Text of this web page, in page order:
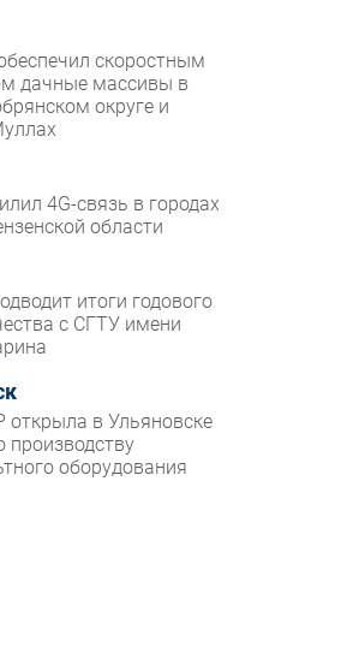
скоростным
дачные массивы в
округе и
4G-связь в городах
области
итоги годового
с СГТУ имени
открыла в Ульяновске
производству
оборудования